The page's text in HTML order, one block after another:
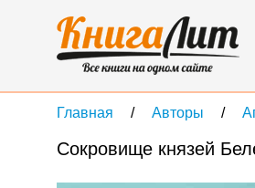
Главная Авторы
Сокровище князей